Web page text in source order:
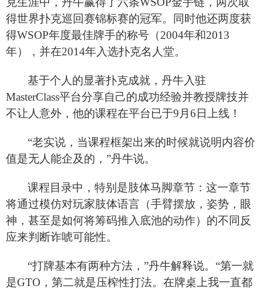
得世界扑克巡回赛锦标赛的冠军。同时他还两度获
得WSOP年度最佳牌手的称号（2004年和2013
年），并在2014年入选扑克名人堂。
基于个人的显著扑克成就，丹牛入驻
MasterClass平台分享自己的成功经验并教授牌技并
不让人意外，他的课程在平台已于9月6日上线！
“老实说，当课程框架出来的时候就说明内容价
值是无人能企及的，”丹牛说。
课程目录中，特别是肢体马脚章节：这一章节
将通过模仿对玩家肢体语言（手臂摆放，姿势，眼
神，甚至是如何将筹码推入底池的动作）的不同反
应来判断诈唬可能性。
“打牌基本有两种方法，”丹牛解释说。“第一就
是GTO，第二就是压榨性打法。在牌桌上我一直都